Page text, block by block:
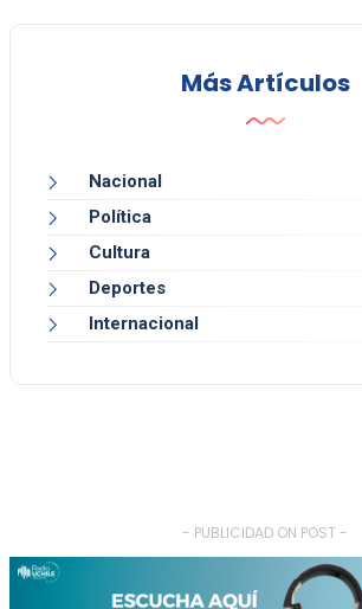
Más Artículos
Nacional
Política
Cultura
Deportes
Internacional
- PUBLICIDAD ON POST -